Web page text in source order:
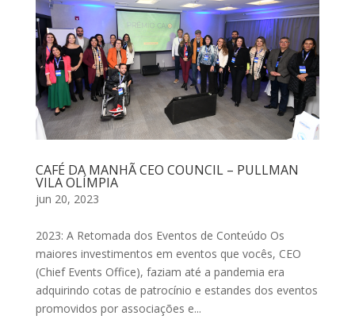
CAFÉ DA MANHÃ CEO COUNCIL – PULLMAN
VILA OLÍMPIA
jun 20, 2023
2023: A Retomada dos Eventos de Conteúdo Os
maiores investimentos em eventos que vocês, CEO
(Chief Events Office), faziam até a pandemia era
adquirindo cotas de patrocínio e estandes dos eventos
promovidos por associações e...